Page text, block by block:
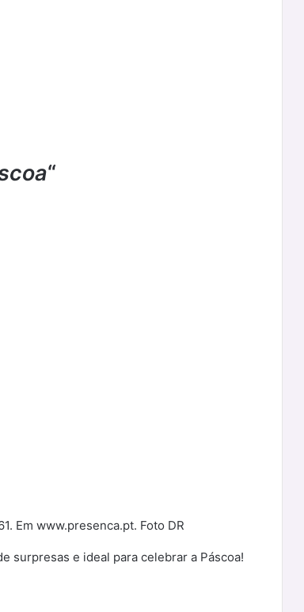
“
Em www.presenca.pt. Foto DR
surpresas e ideal para celebrar a Páscoa!